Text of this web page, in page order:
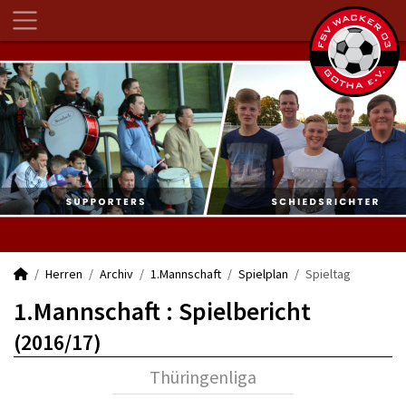
Herren Archiv 1.Mannschaft Spielplan Spieltag
1.Mannschaft : Spielbericht
(2016/17)
Thüringenliga